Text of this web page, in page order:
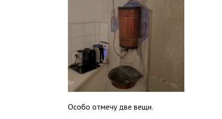
Особо отмечу две вещи.